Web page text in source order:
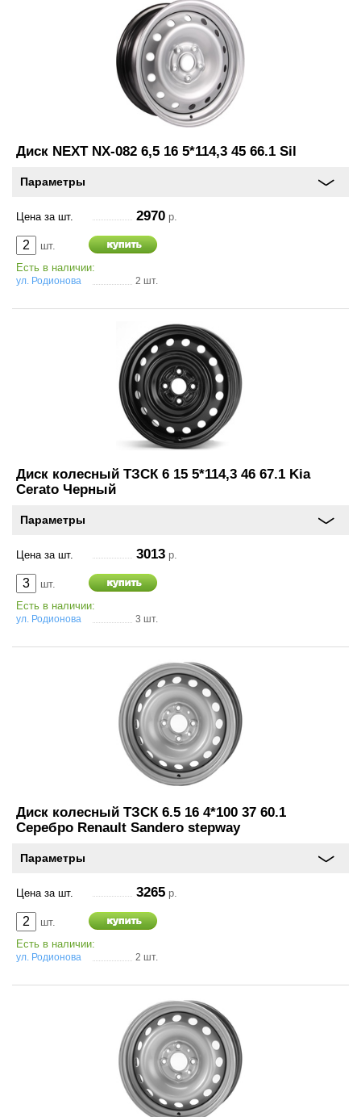
Диск NEXT NX-082 6,5 16 5*114,3 45 66.1 Sil
Параметры
Цена за шт. 2970 р.
шт.
Есть в наличии:
ул. Родионова 2 шт.
Диск колесный ТЗСК 6 15 5*114,3 46 67.1 Kia
Cerato Черный
Параметры
Цена за шт. 3013 р.
шт.
Есть в наличии:
ул. Родионова 3 шт.
Диск колесный ТЗСК 6.5 16 4*100 37 60.1
Серебро Renault Sandero stepway
Параметры
Цена за шт. 3265 р.
шт.
Есть в наличии:
ул. Родионова 2 шт.